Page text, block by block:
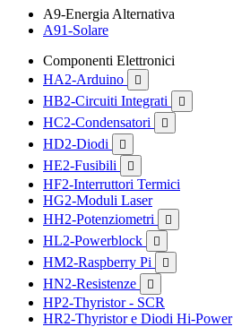
A9-Energia Alternativa
A91-Solare
Componenti Elettronici
HA2-Arduino

HB2-Circuiti Integrati 
HC2-Condensatori 
HD2-Diodi 
HE2-Fusibili 
HF2-Interruttori Termici
HG2-Moduli Laser
HH2-Potenziometri

HL2-Powerblock 
HM2-Raspberry Pi 
HN2-Resistenze 
HP2-Thyristor - SCR
HR2-Thyristor e Diodi Hi-Power